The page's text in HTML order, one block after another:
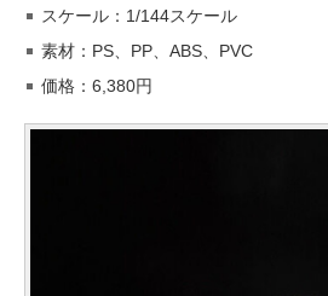
スケール：1/144スケール
素材：PS、PP、ABS、PVC
価格：6,380円